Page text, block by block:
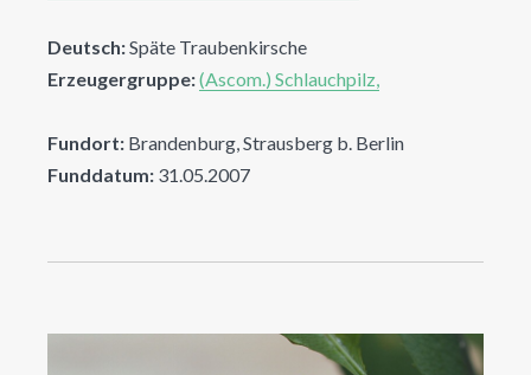
Deutsch:Späte Traubenkirsche
Erzeugergruppe:(Ascom.) Schlauchpilz,
Fundort: Brandenburg, Strausberg b. Berlin
Funddatum: 31.05.2007